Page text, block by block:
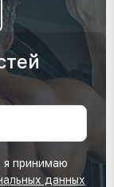
я принимаю
данных